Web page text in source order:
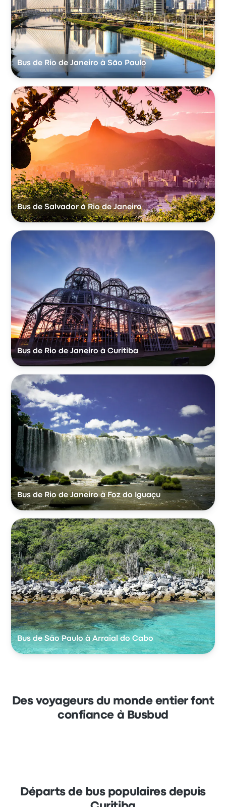
Bus de Rio de Janeiro à São Paulo
Bus de Salvador à Rio de Janeiro
Bus de Rio de Janeiro à Curitiba
Bus de Rio de Janeiro à Foz do Iguaçu
Bus de São Paulo à Arraial do Cabo
Des voyageurs du monde entier font
confiance à Busbud
Départs de bus populaires depuis